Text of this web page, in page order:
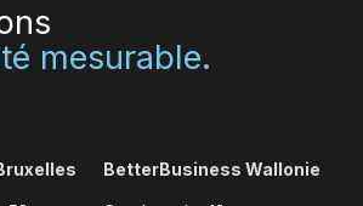
mesurable.
BetterBusiness Wallonie